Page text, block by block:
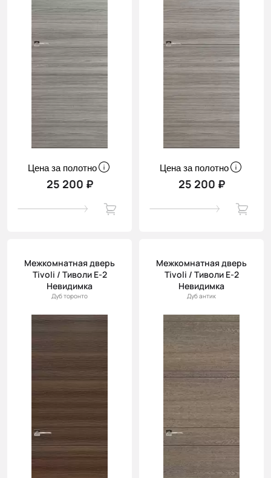
Цена за полотно
25 200 ₽
Цена за полотно
25 200 ₽
Межкомнатная дверь
Tivoli / Тиволи Е-2
Невидимка
Дуб торонто
Межкомнатная дверь
Tivoli / Тиволи Е-2
Невидимка
Дуб антик